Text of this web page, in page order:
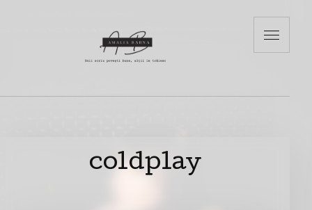
coldplay